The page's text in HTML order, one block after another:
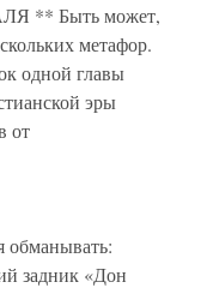
** Быть может,
метафор.
одной главы
эры
от
задник «Дон